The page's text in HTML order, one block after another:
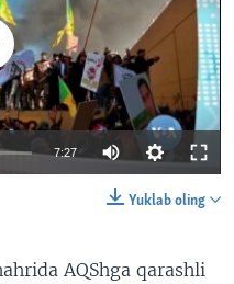
available
7:27
Yuklab oling
AQShga qarashli